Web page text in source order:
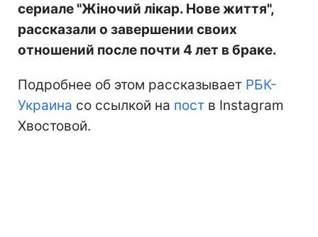
сериале "Жіночий лікар. Нове життя",
рассказали о завершении своих
отношений после почти 4 лет в браке.
Подробнее об этом рассказывает РБК-
Украина со ссылкой на пост в Instagram
Хвостовой.